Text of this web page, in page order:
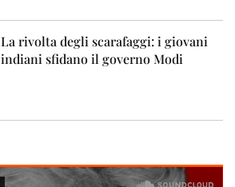
La rivolta degli scarafaggi: i giovani
indiani sfidano il governo Modi